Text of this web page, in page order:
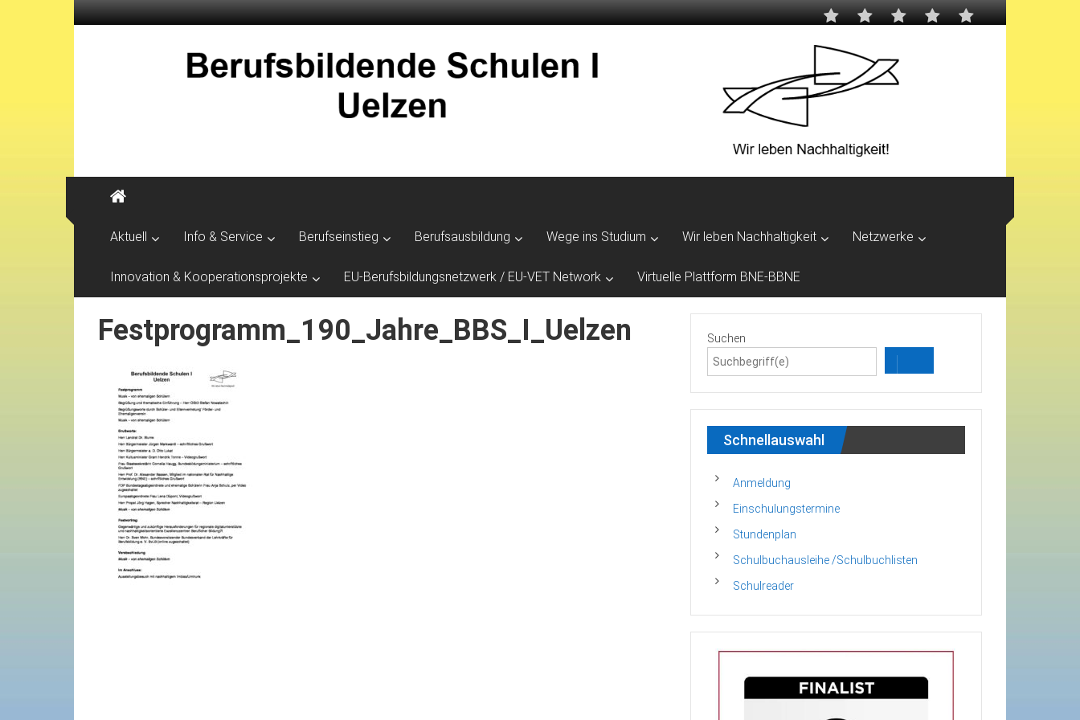
Aktuell Info & Service Berufseinstieg Berufsausbildung Wege ins Studium Wir leben Nachhaltigkeit Netzwerke
Innovation & Kooperationsprojekte EU-Berufsbildungsnetzwerk / EU-VET Network Virtuelle Plattform BNE-BBNE
Festprogramm_190_Jahre_BBS_I_Uelzen Suchen
Schnellauswahl
Anmeldung
Einschulungstermine
Stundenplan
Schulbuchausleihe /Schulbuchlisten
Schulreader